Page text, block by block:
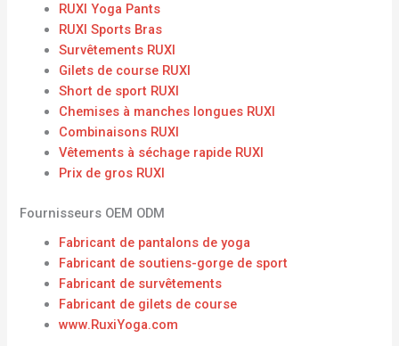
RUXI Yoga Pants
RUXI Sports Bras
Survêtements RUXI
Gilets de course RUXI
Short de sport RUXI
Chemises à manches longues RUXI
Combinaisons RUXI
Vêtements à séchage rapide RUXI
Prix ​​de gros RUXI
Fournisseurs OEM ODM
Fabricant de pantalons de yoga
Fabricant de soutiens-gorge de sport
Fabricant de survêtements
Fabricant de gilets de course
www.RuxiYoga.com